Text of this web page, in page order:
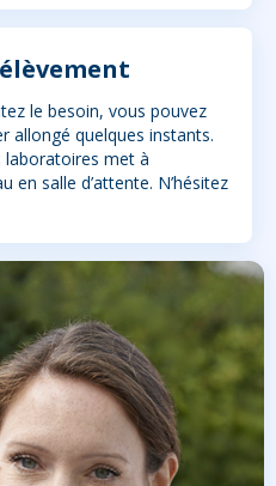
le besoin, vous pouvez
allongé quelques instants.
laboratoires met à
en salle d’attente. N’hésitez